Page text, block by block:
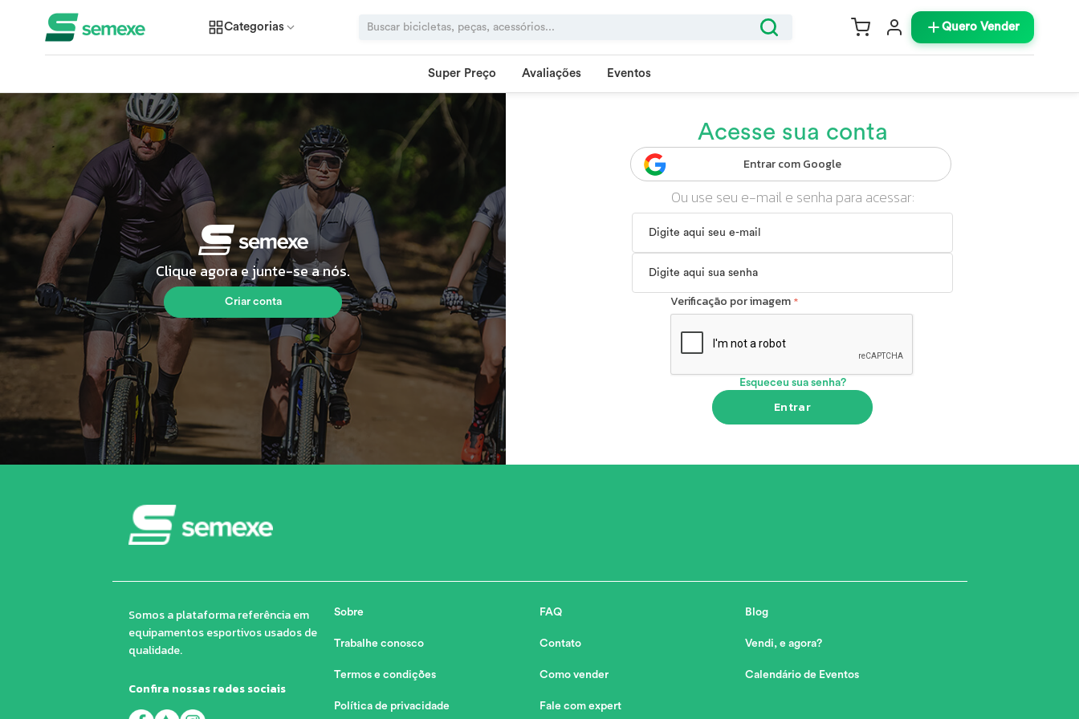
Categorias Quero Vender
Super Preço Avaliações Eventos
Clique agora e junte-se a nós.
Criar conta
Acesse sua conta
Entrar com Google
Ou use seu e-mail e senha para acessar:
Verificação por imagem
Esqueceu sua senha?
Entrar
Somos a plataforma referência em
equipamentos esportivos usados de
qualidade.
Confira nossas redes sociais
Sobre
Trabalhe conosco
Termos e condições
Política de privacidade
FAQ
Contato
Como vender
Fale com expert
Blog
Vendi, e agora?
Calendário de Eventos